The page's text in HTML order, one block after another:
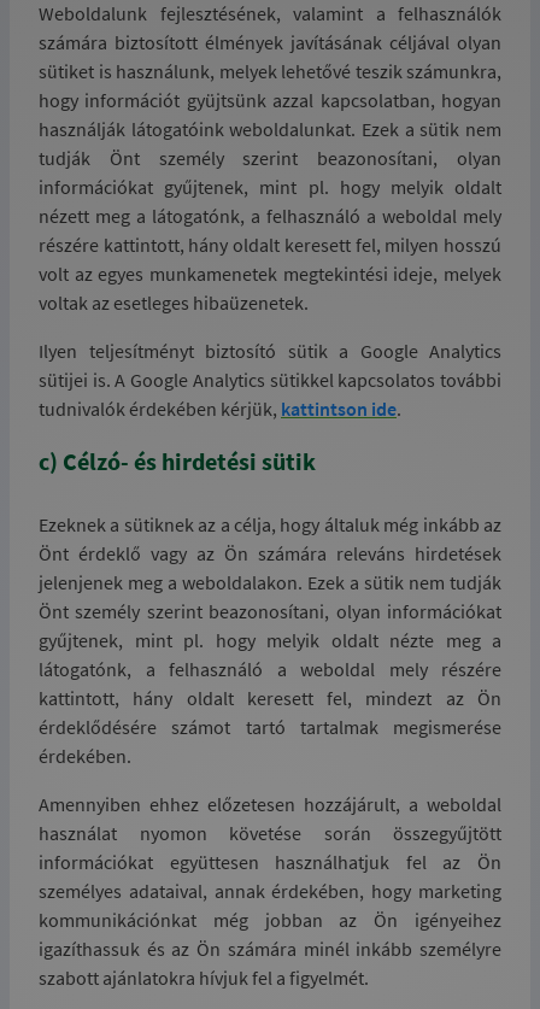
Weboldalunk fejlesztésének, valamint a felhasználók
számára biztosított élmények javításának céljával olyan
sütiket is használunk, melyek lehetővé teszik számunkra,
hogy információt gyüjtsünk azzal kapcsolatban, hogyan
használják látogatóink weboldalunkat. Ezek a sütik nem
tudják Önt személy szerint beazonosítani, olyan
információkat gyűjtenek, mint pl. hogy melyik oldalt
nézett meg a látogatónk, a felhasználó a weboldal mely
részére kattintott, hány oldalt keresett fel, milyen hosszú
volt az egyes munkamenetek megtekintési ideje, melyek
voltak az esetleges hibaüzenetek.
Ilyen teljesítményt biztosító sütik a Google Analytics
sütijei is. A Google Analytics sütikkel kapcsolatos további
tudnivalók érdekében kérjük, kattintson ide.
c) Célzó- és hirdetési sütik
Ezeknek a sütiknek az a célja, hogy általuk még inkább az
Önt érdeklő vagy az Ön számára releváns hirdetések
jelenjenek meg a weboldalakon. Ezek a sütik nem tudják
Önt személy szerint beazonosítani, olyan információkat
gyűjtenek, mint pl. hogy melyik oldalt nézte meg a
látogatónk, a felhasználó a weboldal mely részére
kattintott, hány oldalt keresett fel, mindezt az Ön
érdeklődésére számot tartó tartalmak megismerése
érdekében.
Amennyiben ehhez előzetesen hozzájárult, a weboldal
használat nyomon követése során összegyűjtött
információkat együttesen használhatjuk fel az Ön
személyes adataival, annak érdekében, hogy marketing
kommunikációnkat még jobban az Ön igényeihez
igazíthassuk és az Ön számára minél inkább személyre
szabott ajánlatokra hívjuk fel a figyelmét.